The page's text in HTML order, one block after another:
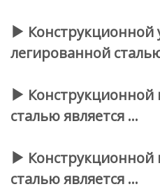
легированной
Конструкционной
сталью является …
Конструкционной
сталью является …